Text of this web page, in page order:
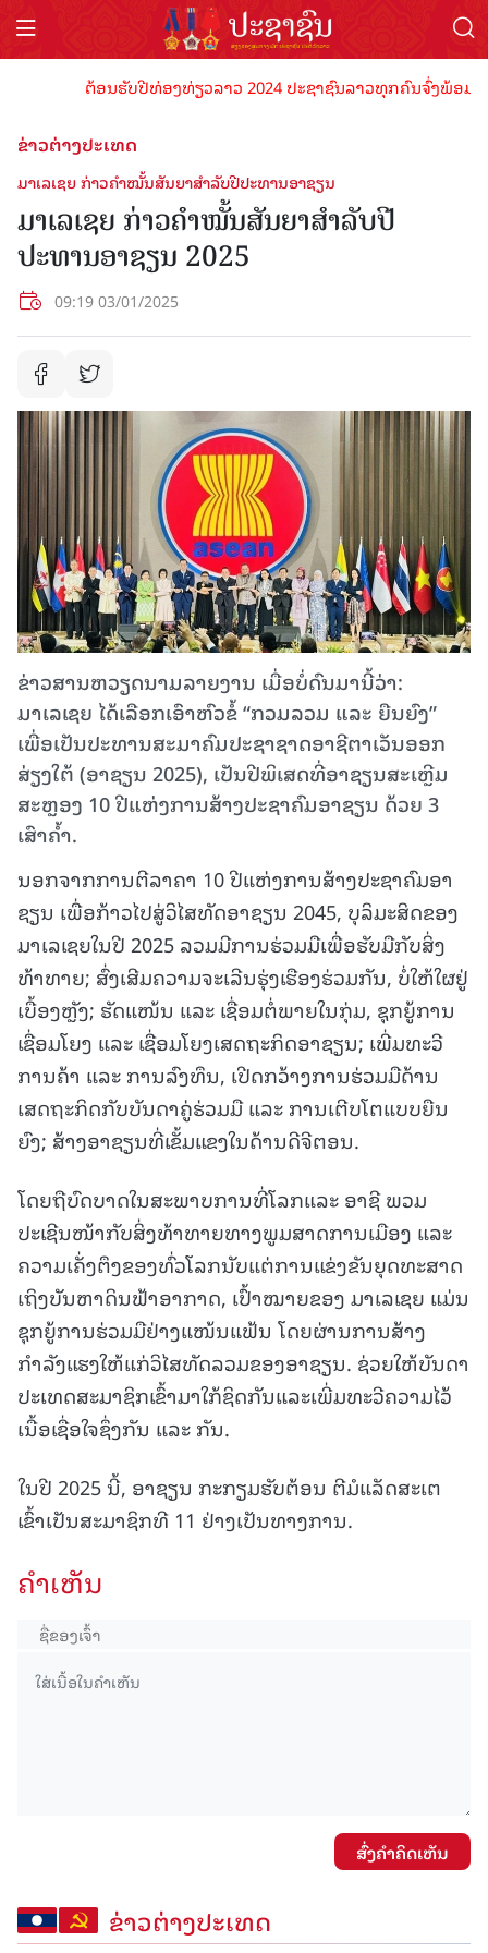
ຕ້ອນຮັບປີທ່ອງທ່ຽວລາວ 2024 ປະຊາຊົນລາວທຸກຄົນຈົ່ງພ້ອມເ
ຂ່າວຕ່າງປະເທດ
ມາເລເຊຍ ກ່າວຄຳໝັ້ນສັນຍາສຳລັບປີປະທານອາຊຽນ
ມາເລເຊຍ ກ່າວຄຳໝັ້ນສັນຍາສຳລັບປີ
ປະທານອາຊຽນ 2025
09:19 03/01/2025
ຂ່າວສານຫວຽດນາມລາຍງານ ເມື່ອບໍ່ດົນມານີ້ວ່າ:
ມາເລເຊຍ ໄດ້ເລືອກເອົາຫົວຂໍ້ “ກວມລວມ ແລະ ຍືນຍົງ”
ເພື່ອເປັນປະທານສະມາຄົມປະຊາຊາດອາຊີຕາເວັນອອກ
ສ່ຽງໃຕ້ (ອາຊຽນ 2025), ເປັນປີພິເສດທີ່ອາຊຽນສະເຫຼີມ
ສະຫຼອງ 10 ປີແຫ່ງການສ້າງປະຊາຄົມອາຊຽນ ດ້ວຍ 3
ເສົາຄ້ຳ.
ນອກຈາກການຕີລາຄາ 10 ປີແຫ່ງການສ້າງປະຊາຄົມອາ
ຊຽນ ເພື່ອກ້າວໄປສູ່ວິໄສທັດອາຊຽນ 2045, ບຸລິມະສິດຂອງ
ມາເລເຊຍໃນປີ 2025 ລວມມີການຮ່ວມມືເພື່ອຮັບມືກັບສິ່ງ
ທ້າທາຍ; ສົ່ງເສີມຄວາມຈະເລີນຮຸ່ງເຮືອງຮ່ວມກັນ, ບໍ່ໃຫ້ໃຜຢູ່
ເບື້ອງຫຼັງ; ຮັດແໜ້ນ ແລະ ເຊື່ອມຕໍ່ພາຍໃນກຸ່ມ, ຊຸກຍູ້ການ
ເຊື່ອມໂຍງ ແລະ ເຊື່ອມໂຍງເສດຖະກິດອາຊຽນ; ເພີ່ມທະວີ
ການຄ້າ ແລະ ການລົງທຶນ, ເປີດກວ້າງການຮ່ວມມືດ້ານ
ເສດຖະກິດກັບບັນດາຄູ່ຮ່ວມມື ແລະ ການເຕີບໂຕແບບຍືນ
ຍົງ; ສ້າງອາຊຽນທີ່ເຂັ້ມແຂງໃນດ້ານດີຈີຕອນ.
ໂດຍຖືບົດບາດໃນສະພາບການທີ່ໂລກແລະ ອາຊີ ພວມ
ປະເຊີນໜ້າກັບສິ່ງທ້າທາຍທາງພູມສາດການເມືອງ ແລະ
ຄວາມເຄັ່ງຕຶງຂອງທົ່ວໂລກນັບແຕ່ການແຂ່ງຂັນຍຸດທະສາດ
ເຖິງບັນຫາດິນຟ້າອາກາດ, ເປົ້າໝາຍຂອງ ມາເລເຊຍ ແມ່ນ
ຊຸກຍູ້ການຮ່ວມມືຢ່າງແໜ້ນແຟ້ນ ໂດຍຜ່ານການສ້າງ
ກຳລັງແຮງໃຫ້ແກ່ວິໄສທັດລວມຂອງອາຊຽນ. ຊ່ວຍໃຫ້ບັນດາ
ປະເທດສະມາຊິກເຂົ້າມາໃກ້ຊິດກັນແລະເພີ່ມທະວີຄວາມໄວ້
ເນື້ອເຊື່ອໃຈຊຶ່ງກັນ ແລະ ກັນ.
ໃນປີ 2025 ນີ້, ອາຊຽນ ກະກຽມຮັບຕ້ອນ ຕີມໍແລັດສະເຕ
ເຂົ້າເປັນສະມາຊິກທີ 11 ຢ່າງເປັນທາງການ.
ຄໍາເຫັນ
ສົ່ງຄໍາຄິດເຫັນ
ຂ່າວຕ່າງປະເທດ